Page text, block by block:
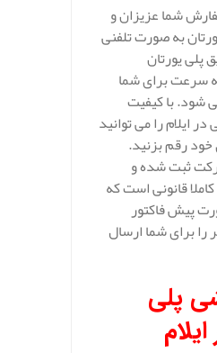
شما عزیزان و
به صورت تلفنی
پلی یورتان
سرعت برای شما
شود. با کیفیت
ایلام را می توانید
خود رقم بزنید.
ثبت شده و
قانونی است که
پیش فاکتور
برای شما ارسال
پلی